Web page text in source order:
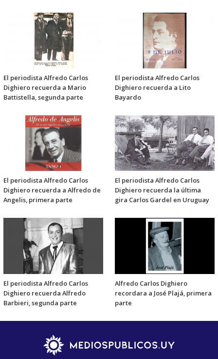
El periodista Alfredo Carlos
Dighiero recuerda a Mario
Battistella, segunda parte
El periodista Alfredo Carlos
Dighiero recuerda a Lito
Bayardo
El periodista Alfredo Carlos
Dighiero recuerda a Alfredo de
Angelis, primera parte
El periodista Alfredo Carlos
Dighiero recuerda la última
gira Carlos Gardel en Uruguay
El periodista Alfredo Carlos
Dighiero recuerda Alfredo
Barbieri, segunda parte
Alfredo Carlos Dighiero
recordara a José Plajá, primera
parte